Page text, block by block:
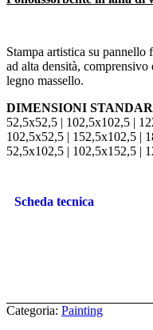
Stampa artistica su pannello
ad alta densità,
legno massello.
DIMENSIONI
52,5x52,5 | 102,5x102,5 |
102,5x52,5 | 152,5x102,5 |
52,5x102,5 | 102,5x152,5 |
Scheda tecnica
Categoria: Painting